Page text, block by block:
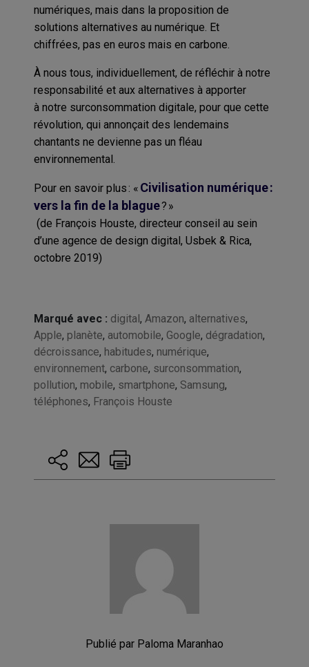
numériques, mais dans la proposition de
solutions alternatives au numérique. Et
chiffrées, pas en euros mais en carbone.
À nous tous, individuellement, de réfléchir à notre
responsabilité et aux alternatives à apporter
à notre surconsommation digitale, pour que cette
révolution, qui annonçait des lendemains
chantants ne devienne pas un fléau
environnemental.
Pour en savoir plus : « Civilisation numérique :
vers la fin de la blague? »
(de François Houste, directeur conseil au sein
d’une agence de design digital, Usbek & Rica,
octobre 2019)
Marqué avec : digital, Amazon, alternatives,
Apple, planète, automobile, Google, dégradation,
décroissance, habitudes, numérique,
environnement, carbone, surconsommation,
pollution, mobile, smartphone, Samsung,
téléphones, François Houste
Publié par Paloma Maranhao